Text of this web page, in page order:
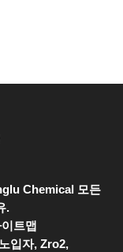
Chemical 모든
.
트맵
입자, Zro2,